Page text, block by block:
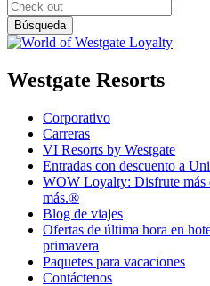
Westgate Resorts
Corporativo
Carreras
VI Resorts by Westgate
Entradas con descuento a
WOW Loyalty: Disfrute más
más.®
Blog de viajes
Ofertas de última hora en
primavera
Paquetes para vacaciones
Contáctenos